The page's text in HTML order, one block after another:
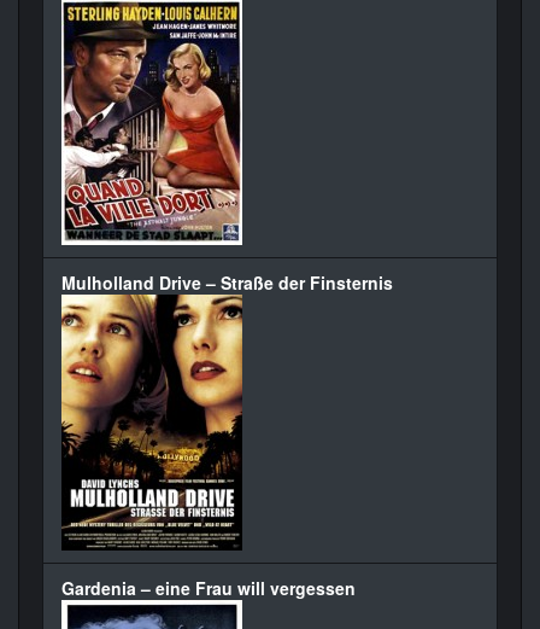
Mulholland Drive – Straße der Finsternis
Gardenia – eine Frau will vergessen